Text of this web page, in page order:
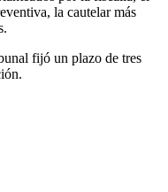
la cautelar más
fijó un plazo de tres